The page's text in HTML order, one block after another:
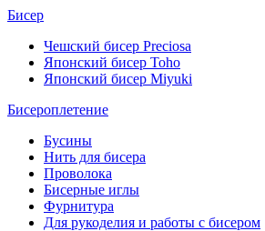
Бисер
Чешский бисер Preciosa
Японский бисер Toho
Японский бисер Miyuki
Бисероплетение
Бусины
Нить для бисера
Проволока
Бисерные иглы
Фурнитура
Для рукоделия и работы с бисером